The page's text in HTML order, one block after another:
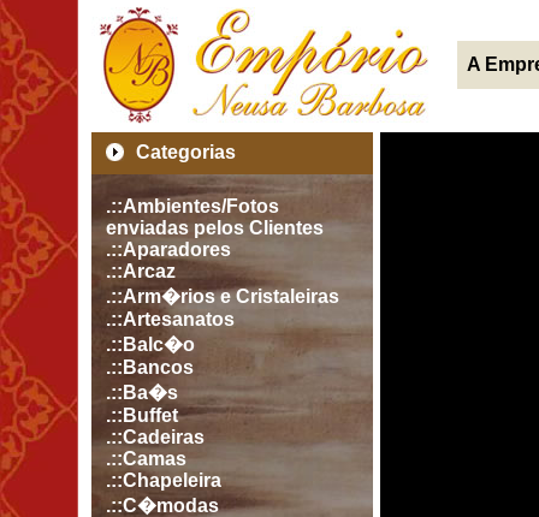
A
Categorias
.::Ambientes/Fotos
enviadas pelos Clientes
.::Aparadores
.::Arcaz
.::Arm�rios e Cristaleiras
.::Artesanatos
.::Balc�o
.::Bancos
.::Ba�s
.::Buffet
.::Cadeiras
.::Camas
.::Chapeleira
.::C�modas